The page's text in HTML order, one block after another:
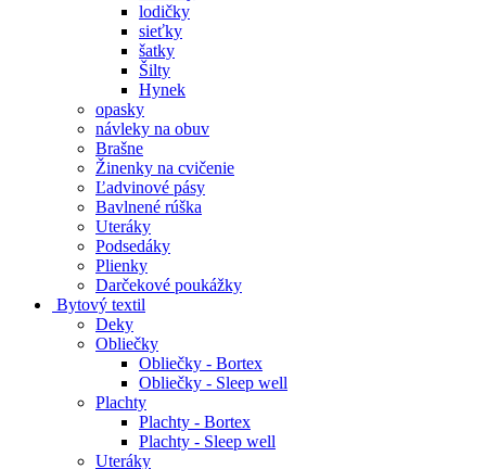
lodičky
sieťky
šatky
Šilty
Hynek
opasky
návleky na obuv
Brašne
Žinenky na cvičenie
Ľadvinové pásy
Bavlnené rúška
Uteráky
Podsedáky
Plienky
Darčekové poukážky
Bytový textil
Deky
Obliečky
Obliečky - Bortex
Obliečky - Sleep well
Plachty
Plachty - Bortex
Plachty - Sleep well
Uteráky